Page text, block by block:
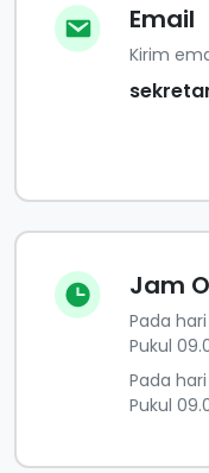
Email
Kirim
Jam
Pada
Pukul
Pada
Pukul